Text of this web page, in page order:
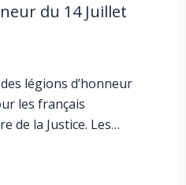
du 14 Juillet
légions d’honneur
les français
de la Justice. Les…